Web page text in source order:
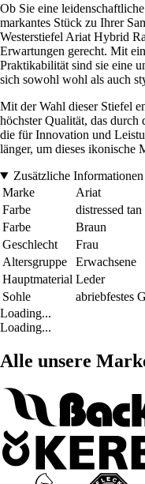
Ob Sie eine
markantes Stück zu Ihrer
Westerstiefel Ariat Hybrid
Erwartungen gerecht. Mit
Praktikabilität sind sie eine
sich sowohl wohl als auch
Mit der Wahl dieser Stiefel
höchster Qualität, das
die für Innovation und
länger, um dieses ikonische
Zusätzliche Informationen
Marke
Ariat
Farbe
distressed tan
Farbe
Braun
Geschlecht
Frau
Altersgruppe
Erwachsene
Hauptmaterial Leder
Sohle
abriebfestes
Loading...
Loading...
Alle unsere